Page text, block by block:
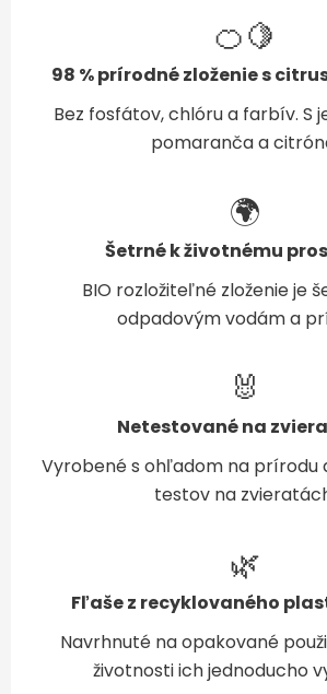
🍊🍋
98 % prírodné zloženie s
Bez fosfátov, chlóru a farbív. S
pomaranča a
🌍
Šetrné k životnému
BIO rozložiteľné zloženie je
odpadovým vodám a
🐰
Netestované na
Vyrobené s ohľadom na prírodu
testov na
🌿
Fľaše z recyklovaného
Navrhnuté na opakované
životnosti ich jednoducho